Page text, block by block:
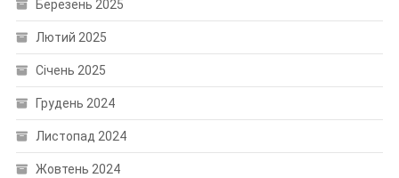
Березень 2025
Лютий 2025
Січень 2025
Грудень 2024
Листопад 2024
Жовтень 2024